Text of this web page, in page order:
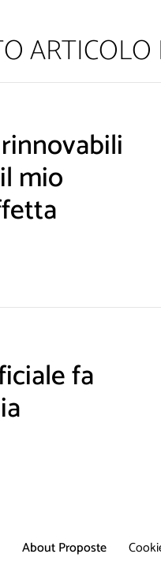
ARTICOLO
mio
fa
Leggi la nostra Informativa
AboutProposte